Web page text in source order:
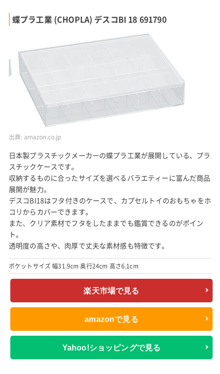
蝶プラ工業 (CHOPLA) デスコBI 18 691790
出典: amazon.co.jp
日本製プラスチックメーカーの蝶プラ工業が展開している、プラ
スチックケースです。
収納するものに合ったサイズを選べるバラエティーに富んだ商品
展開が魅力。
デスコBI18はフタ付きのケースで、カプセルトイのおもちゃをホ
コリからカバーできます。
また、クリア素材でフタをしたままでも鑑賞できるのがポイン
ト。
透明度の高さや、肉厚で丈夫な素材感も特徴です。
ポケットサイズ 幅31.9cm 奥行24cm 高さ6.1cm
楽天市場で見る
amazonで見る
Yahoo!ショッピングで見る